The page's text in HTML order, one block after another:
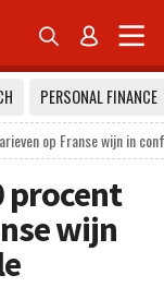
 
PERSONAL FINANCE
op Franse wijn in
procent
wijn